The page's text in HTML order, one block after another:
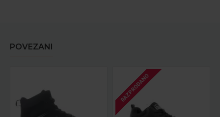
POVEZANI
RAZPRODANO